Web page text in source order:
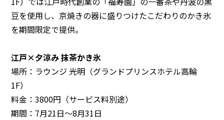
豆を使用し、京焼きの器に盛りつけたこだわりのかき氷
を期間限定で提供。
江戸×夕涼み 抹茶かき氷
場所：ラウンジ 光明（グランドプリンスホテル高輪
1F）
料金：3800円（サービス料別途）
期間：7月21日～8月31日